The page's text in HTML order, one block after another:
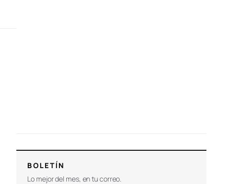
BOLETÍN
Lo mejor del mes, en tu correo.